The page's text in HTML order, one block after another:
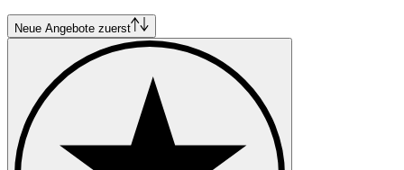
Neue Angebote zuerst